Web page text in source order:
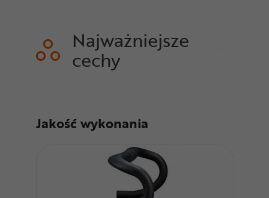
Najważniejsze
cechy
Jakość wykonania